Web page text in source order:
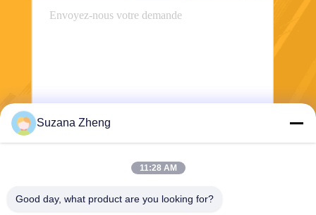
Envoyer
Suzana Zheng
11:28 AM
Good day, what product are you looking for?